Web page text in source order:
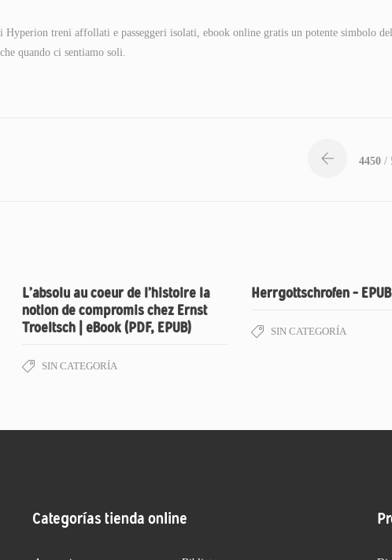
treni affollati e passeggeri isolati, ebook online gratis un potente simbolo
quando ci sentiamo soli.
4450 /
L’absolu au coeur de l’histoire la
notion de compromis chez Ernst
Troeltsch | eBook (PDF, EPUB)
SIN CATEGORÍA
Herrgottschrofen –
SIN CATEGORÍA
Categorías tienda online